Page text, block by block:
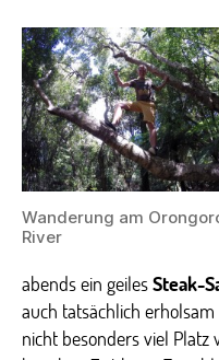
Wanderung am
River
abends ein geilesSteak-
auch tatsächlich
nicht besonders viel Platz